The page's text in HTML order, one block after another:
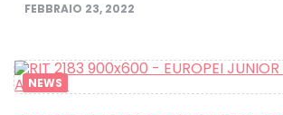
FEBBRAIO 23, 2022
NEWS